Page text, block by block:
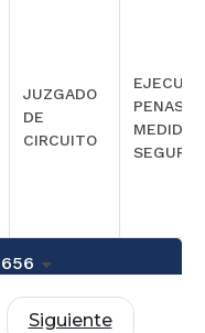
JUZGADO
DE
CIRCUITO
PENAS Y
Siguiente